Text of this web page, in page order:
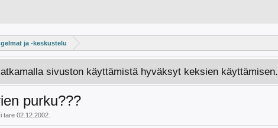
ja -keskustelu
sivuston käyttämistä hyväksyt keksien käyttämisen.
purku???
tare 02.12.2002